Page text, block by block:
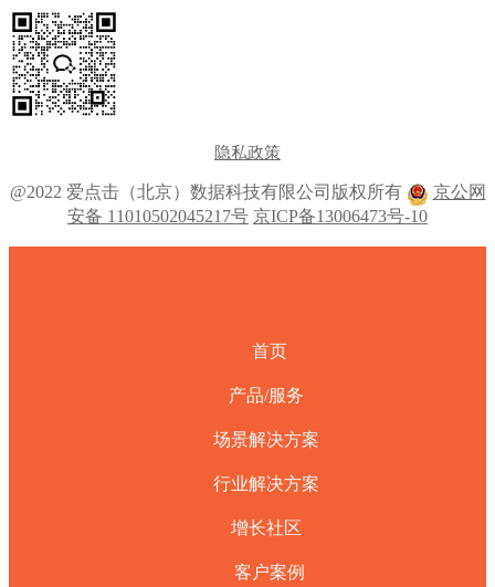
隐私政策
@2022 爱点击（北京）数据科技有限公司版权所有
京公网
安备 11010502045217号 京ICP备13006473号-10
首页
产品/服务
场景解决方案
行业解决方案
增长社区
客户案例